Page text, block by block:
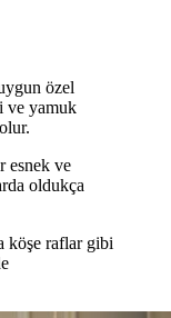
özel
ve yamuk
esnek ve
oldukça
köşe raflar gibi